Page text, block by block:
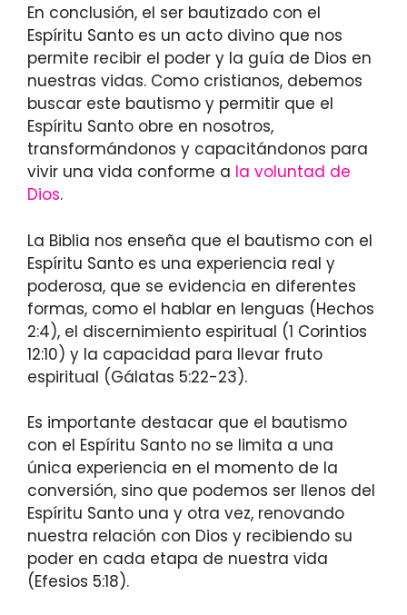
En conclusión, el ser bautizado con el
Espíritu Santo es un acto divino que nos
permite recibir el poder y la guía de Dios en
nuestras vidas. Como cristianos, debemos
buscar este bautismo y permitir que el
Espíritu Santo obre en nosotros,
transformándonos y capacitándonos para
vivir una vida conforme a la voluntad de
Dios.
La Biblia nos enseña que el bautismo con el
Espíritu Santo es una experiencia real y
poderosa, que se evidencia en diferentes
formas, como el hablar en lenguas (Hechos
2:4), el discernimiento espiritual (1 Corintios
12:10) y la capacidad para llevar fruto
espiritual (Gálatas 5:22-23).
Es importante destacar que el bautismo
con el Espíritu Santo no se limita a una
única experiencia en el momento de la
conversión, sino que podemos ser llenos del
Espíritu Santo una y otra vez, renovando
nuestra relación con Dios y recibiendo su
poder en cada etapa de nuestra vida
(Efesios 5:18).